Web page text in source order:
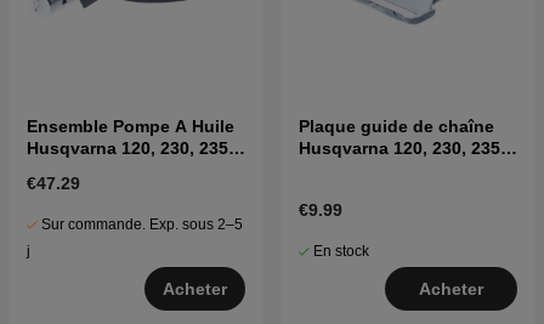
Ensemble Pompe A Huile
Husqvarna 120, 230, 235,
€47.29
Sur commande. Exp. sous 2–5
j
Acheter
Plaque guide de chaîne
Husqvarna 120, 230, 235,
€9.99
En stock
Acheter